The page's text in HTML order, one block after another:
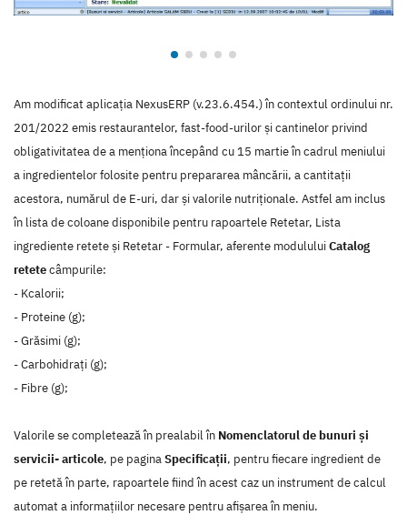
Am modificat aplicația NexusERP (v.23.6.454.) în contextul ordinului nr.
201/2022 emis restaurantelor, fast-food-urilor și cantinelor privind
obligativitatea de a menționa începând cu 15 martie în cadrul meniului
a ingredientelor folosite pentru prepararea mâncării, a cantitații
acestora, numărul de E-uri, dar și valorile nutriționale. Astfel am inclus
în lista de coloane disponibile pentru rapoartele Retetar, Lista
ingrediente retete și Retetar - Formular, aferente modululuiCatalog
retetecâmpurile:
- Kcalorii;
- Proteine (g);
- Grăsimi (g);
- Carbohidraţi (g);
- Fibre (g);
Valorile se completează în prealabil în Nomenclatorul de bunuri și
servicii- articole, pe paginaSpecificații, pentru fiecare ingredient de
pe retetă în parte, rapoartele fiind în acest caz un instrument de calcul
automat a informațiilor necesare pentru afișarea în meniu.